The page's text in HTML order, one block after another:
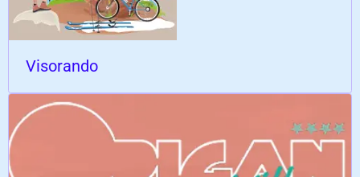
Visorando